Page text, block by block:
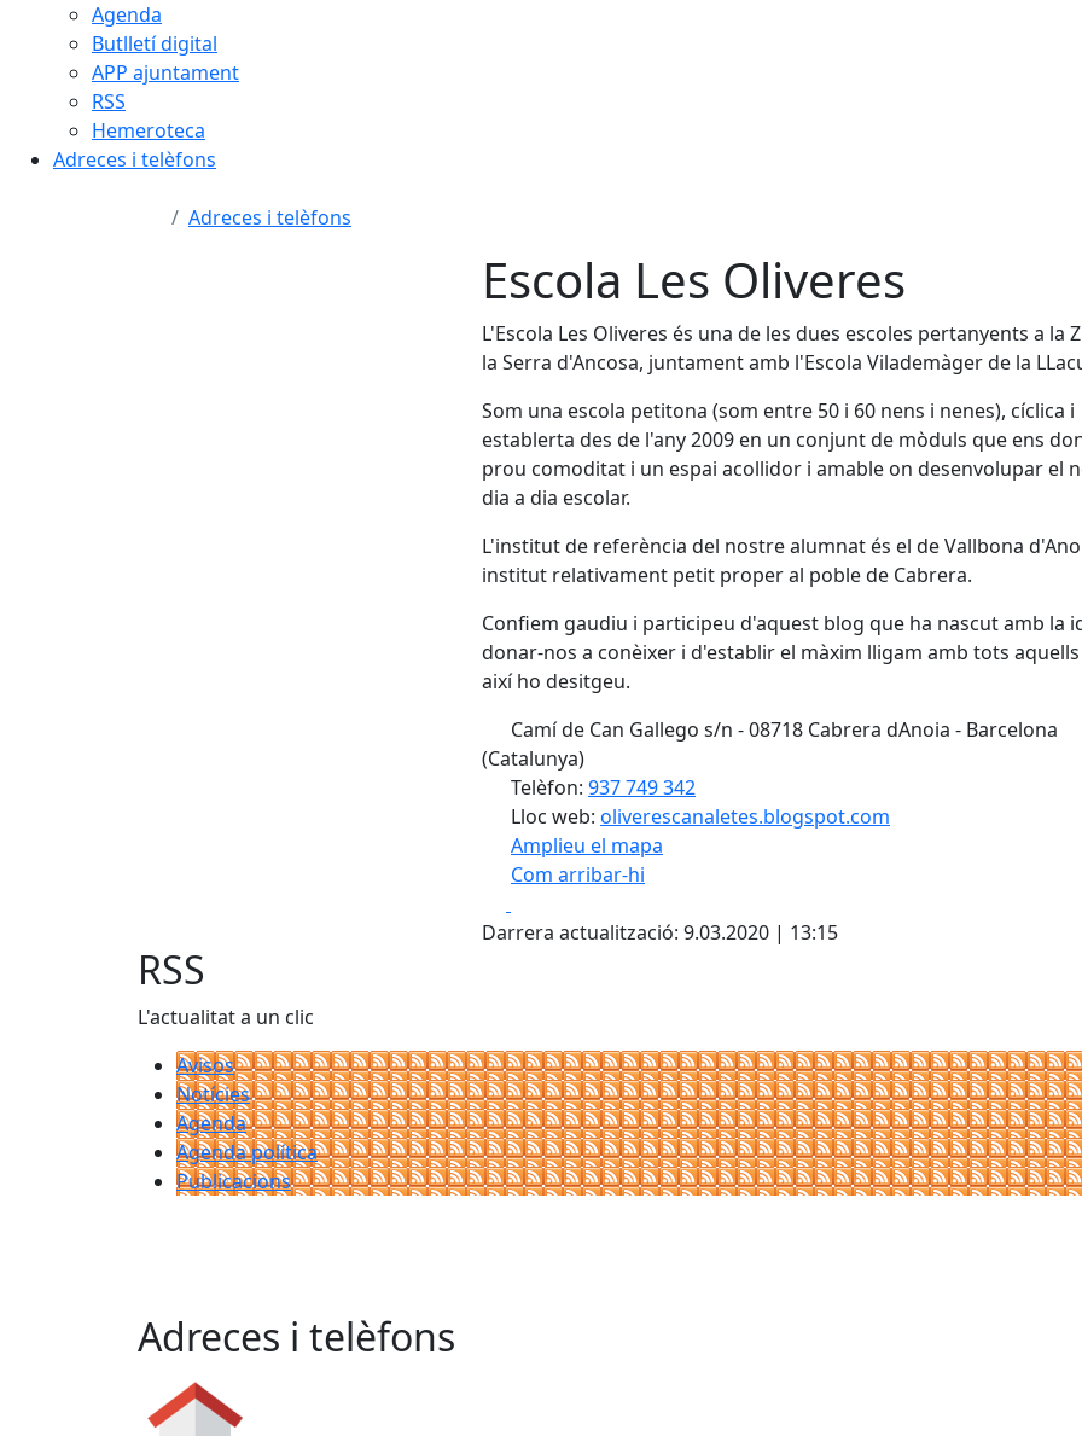
Agenda
Butlletí digital
APP ajuntament
RSS
Hemeroteca
Adreces i telèfons
Adreces i telèfons
Escola Les Oliveres
L'Escola Les Oliveres és una de les dues escoles pertanyents a la
la Serra d'Ancosa, juntament amb l'Escola Vilademàger de la
Som una escola petitona (som entre 50 i 60 nens i nenes), cíclica i
establerta des de l'any 2009 en un conjunt de mòduls que ens
prou comoditat i un espai acollidor i amable on desenvolupar el
dia a dia escolar.
L'institut de referència del nostre alumnat és el de Vallbona
institut relativament petit proper al poble de Cabrera.
Confiem gaudiu i participeu d'aquest blog que ha nascut amb la
donar-nos a conèixer i d'establir el màxim lligam amb tots
així ho desitgeu.
Camí de Can Gallego s/n - 08718 Cabrera dAnoia - Barcelona
(Catalunya)
Telèfon: 937 749 342
Lloc web: oliverescanaletes.blogspot.com
Amplieu el mapa
Com arribar-hi
+
Darrera actualització: 9.03.2020 | 13:15
RSS
L'actualitat a un clic
Avisos
Notícies
Agenda
Agenda política
Publicacions
Adreces i telèfons